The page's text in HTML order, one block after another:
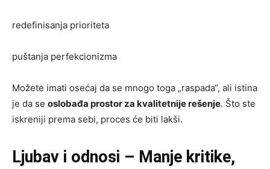
redefinisanja prioriteta
puštanja perfekcionizma
Možete imati osećaj da se mnogo toga „raspada“, ali istina
je da se oslobađa prostor za kvalitetnije rešenje. Što ste
iskreniji prema sebi, proces će biti lakši.
Ljubav i odnosi – Manje kritike,